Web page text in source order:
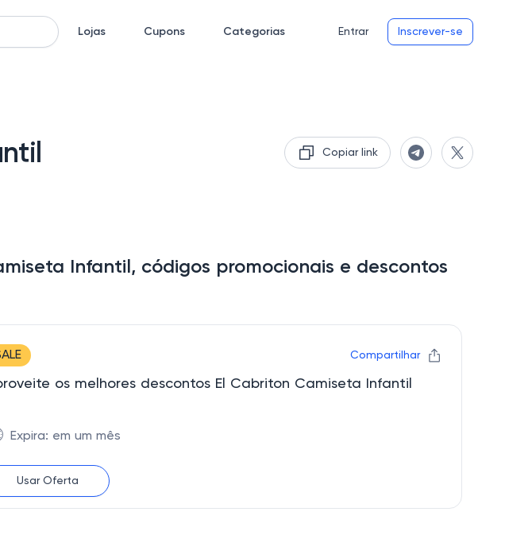
Lojas Cupons Categorias Entrar Inscrever-se
Copiar link
Infantil, códigos promocionais e descontos
Compartilhar
os melhores descontos El Cabriton Camiseta Infantil
Expira: em um mês
Usar Oferta